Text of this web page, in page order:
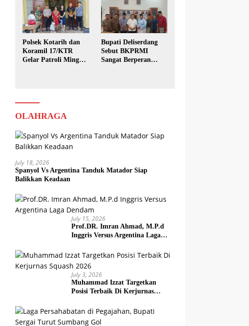
Polsek Kotarih dan
Koramil 17/KTR
Gelar Patroli Minggu
Bupati Deliserdang
Sebut BKPRMI
Sangat Berperan
OLAHRAGA
July 18, 2026
Spanyol Vs Argentina Tanduk Matador Siap
Balikkan Keadaan
July 15, 2026
Prof.DR. Imran Ahmad, M.P.d
Inggris Versus Argentina Laga
July 3, 2026
Muhammad Izzat Targetkan
Posisi Terbaik Di Kerjurnas